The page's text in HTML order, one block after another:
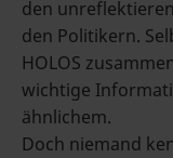
den
den Politikern.
HOLOS
wichtige
ähnlichem.
Doch niemand